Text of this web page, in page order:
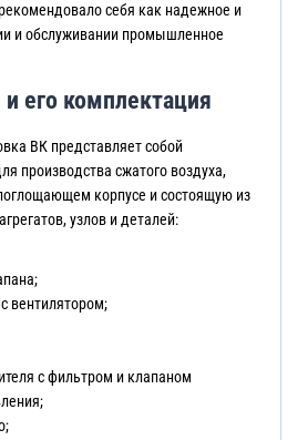
себя как надежное и
и обслуживании промышленное
его комплектация
ВК представляет собой
производства сжатого воздуха,
корпусе и состоящую из
узлов и деталей:
вентилятором;
с фильтром и клапаном